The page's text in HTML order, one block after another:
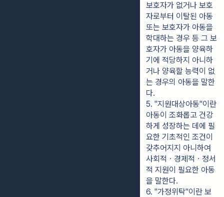
보호자가 없거나 보호
자로부터 이탈된 아동
또는 보호자가 아동을
학대하는 경우 등 그 보
호자가 아동을 양육하
기에 적당하지 아니하
거나 양육할 능력이 없
는 경우의 아동을 말한
다.
5. "지원대상아동"이란
아동이 조화롭고 건강
하게 성장하는 데에 필
요한 기초적인 조건이
갖추어지지 아니하여
사회적ㆍ경제적ㆍ정서
적 지원이 필요한 아동
을 말한다.
6. "가정위탁"이란 보